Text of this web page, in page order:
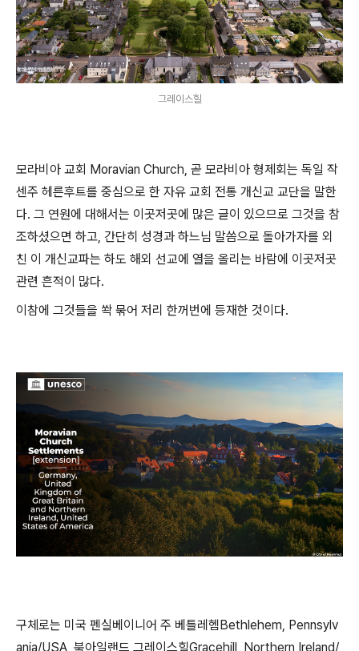
그레이스힐
모라비아 교회 Moravian Church, 곧 모라비아 형제회는 독일 작
센주 헤른후트를 중심으로 한 자유 교회 전통 개신교 교단을 말한
다. 그 연원에 대해서는 이곳저곳에 많은 글이 있으므로 그것을 참
조하셨으면 하고, 간단히 성경과 하느님 말씀으로 돌아가자를 외
친 이 개신교파는 하도 해외 선교에 열을 올리는 바람에 이곳저곳
관련 흔적이 많다.
이참에 그것들을 쏵 묶어 저리 한꺼번에 등재한 것이다.
구체로는 미국 펜실베이니어 주 베틀레헴Bethlehem, Pennsylv
ania/USA, 북아일랜드 그레이스힐Gracehill, Northern Ireland/